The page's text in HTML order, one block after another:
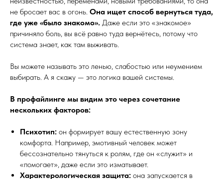
не бросает вас в огонь. Она ищет способ вернуться туда,
где уже «было знакомо». Даже если это «знакомое»
причиняло боль, вы всё равно туда вернётесь, потому что
система знает, как там выживать.
Вы можете называть это ленью, слабостью или неумением
выбирать. А я скажу — это логика вашей системы.
В профайлинге мы видим это через сочетание
нескольких факторов:
Психотип: он формирует вашу естественную зону
комфорта. Например, эмотивный человек может
бессознательно тянуться к ролям, где он «служит» и
«помогает», даже если это изматывает.
Характерологическая защита: она запускается в